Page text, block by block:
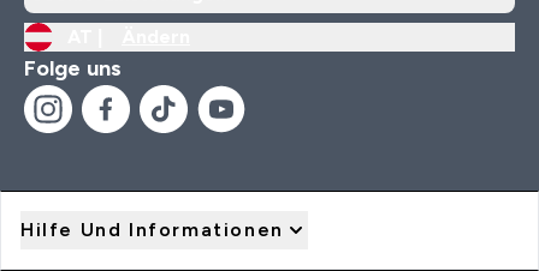
Folge uns
Hilfe Und Informationen